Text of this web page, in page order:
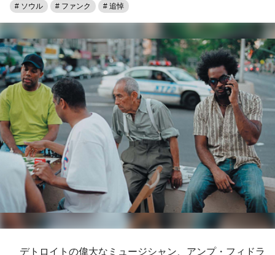
# ソウル # ファンク # 追悼
デトロイトの偉大なミュージシャン、アンプ・フィドラ